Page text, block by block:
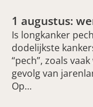
1 augustus:
Is longkanker
dodelijkste
“pech”, zoals
gevolg van
Op…